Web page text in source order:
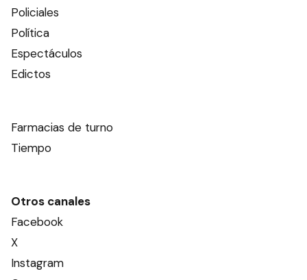
Policiales
Política
Espectáculos
Edictos
Farmacias de turno
Tiempo
Otros canales
Facebook
X
Instagram